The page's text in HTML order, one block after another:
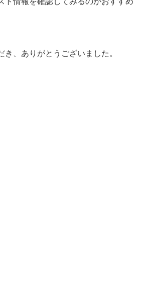
、ありがとうございました。